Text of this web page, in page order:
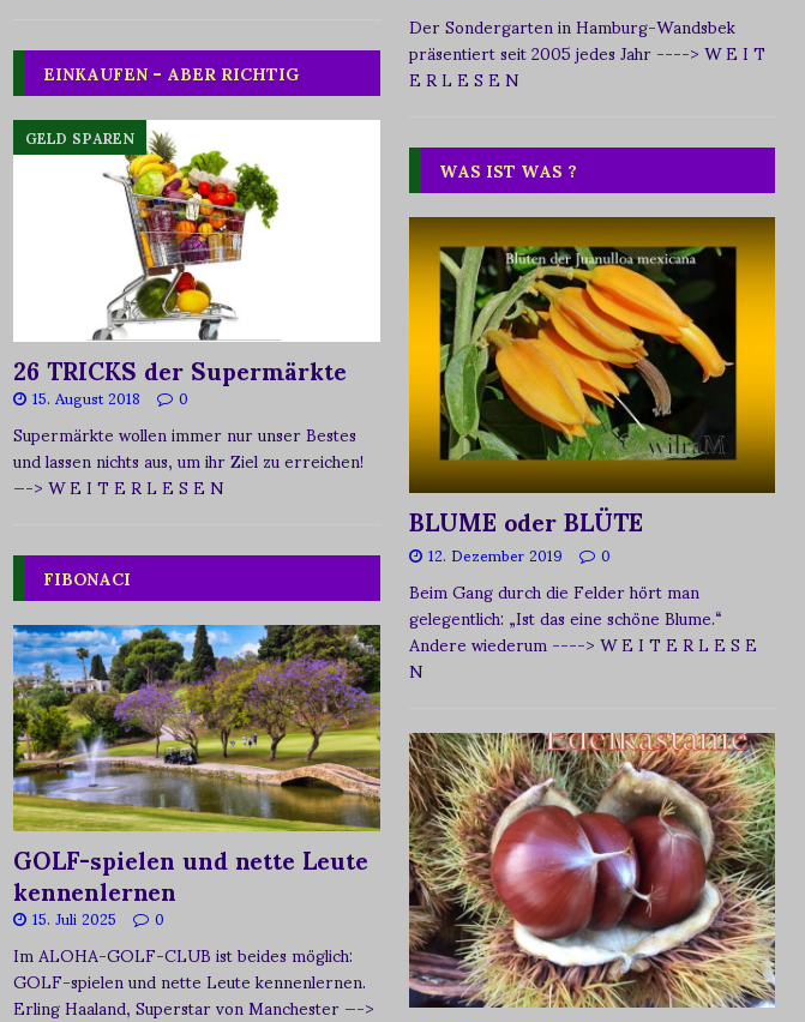
EINKAUFEN – ABER RICHTIG
GELD SPAREN
26 TRICKS der Supermärkte
15. August 2018 0
Supermärkte wollen immer nur unser Bestes
und lassen nichts aus, um ihr Ziel zu erreichen!
—-> W E I T E R L E S E N
FIBONACI
GOLF-spielen und nette Leute
kennenlernen
15. Juli 2025 0
Im ALOHA-GOLF-CLUB ist beides möglich:
GOLF-spielen und nette Leute kennenlernen.
Erling Haaland, Superstar von Manchester—->
Der Sondergarten in Hamburg-Wandsbek
präsentiert seit 2005 jedes Jahr----> W E I T
E R L E S E N
WAS IST WAS ?
BLUME oder BLÜTE
12. Dezember 2019 0
Beim Gang durch die Felder hört man
gelegentlich: „Ist das eine schöne Blume.“
Andere wiederum----> W E I T E R L E S E
N